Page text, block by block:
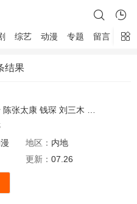
综艺 动漫 专题 留言
结果
陈张太康 钱琛 刘三木
地区： 内地
更新： 07.26